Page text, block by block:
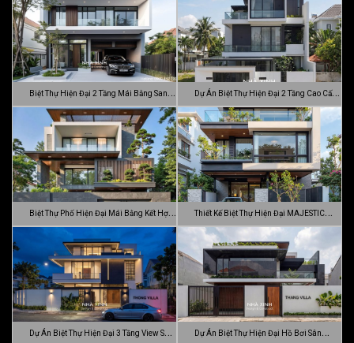
Biệt Thự Hiện Đại 2 Tầng Mái Bằng Sang Dự Án Biệt Thự Hiện Đại 2 Tầng Cao Cấp
Đ…
Biệt Thự Phố Hiện Đại Mái Bằng Kết Hợp Thiết Kế Biệt Thự Hiện Đại MAJESTIC
MODE…
Dự Án Biệt Thự Hiện Đại 3 Tầng View Sân Dự Án Biệt Thự Hiện Đại Hồ Bơi Sân